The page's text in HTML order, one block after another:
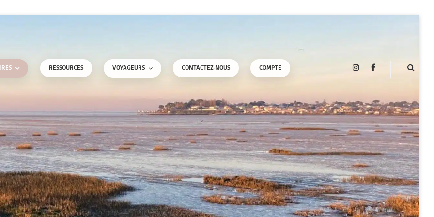
RESSOURCES VOYAGEURS CONTACTEZ-NOUS COMPTE INSTAGRAM